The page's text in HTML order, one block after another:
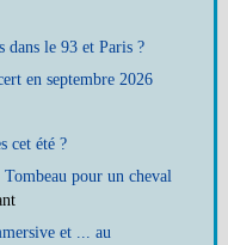
le 93 et Paris ?
en septembre 2026
cet été ?
pour un cheval
et ... au